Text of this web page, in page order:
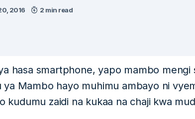
2016 2 min read
hasa smartphone, yapo mambo mengi
ya Mambo hayo muhimu ambayo ni
kudumu zaidi na kukaa na chaji kwa